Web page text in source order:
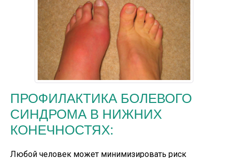
ПРОФИЛАКТИКА БОЛЕВОГО
СИНДРОМА В НИЖНИХ
КОНЕЧНОСТЯХ:
Любой человек может минимизировать риск